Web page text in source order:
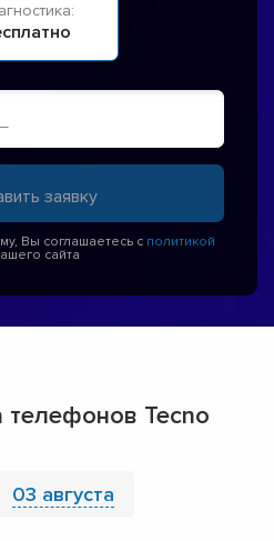
Вы соглашаетесь с политикой
сайта
телефонов Tecno
03 августа